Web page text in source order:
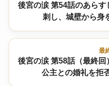
後宮の涙 第54話のあら
刺し、城壁から身
最
後宮の涙 第58話（最終
公主との婚礼を拒